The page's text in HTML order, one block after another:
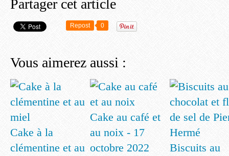
Partager cet article
Repost 0
Vous aimerez aussi :
Cake à la
clémentine et au
Cake au café et
au noix - 17
octobre 2022
Biscuits au